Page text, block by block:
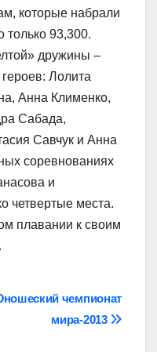
которые набрали
только 93,300.
дружины –
Лолита
Анна Клименко,
Сабада,
Савчук и Анна
соревнованиях
и
четвертые места.
плавании к своим
чемпионат
мира-2013